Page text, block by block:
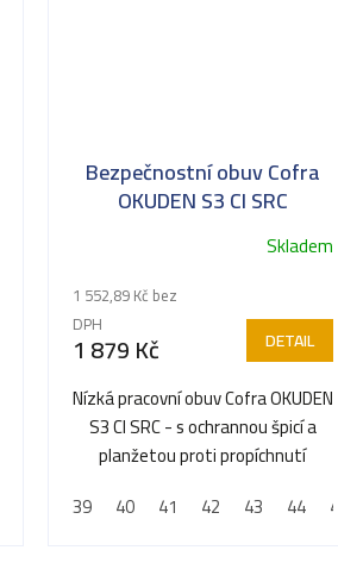
Bezpečnostní obuv Cofra
OKUDEN S3 CI SRC
Skladem
1 552,89 Kč bez
DPH
1 879 Kč DETAIL
Nízká pracovní obuv Cofra OKUDEN
S3 CI SRC - s ochrannou špicí a
planžetou proti propíchnutí
39
40 41 42 43 44 45